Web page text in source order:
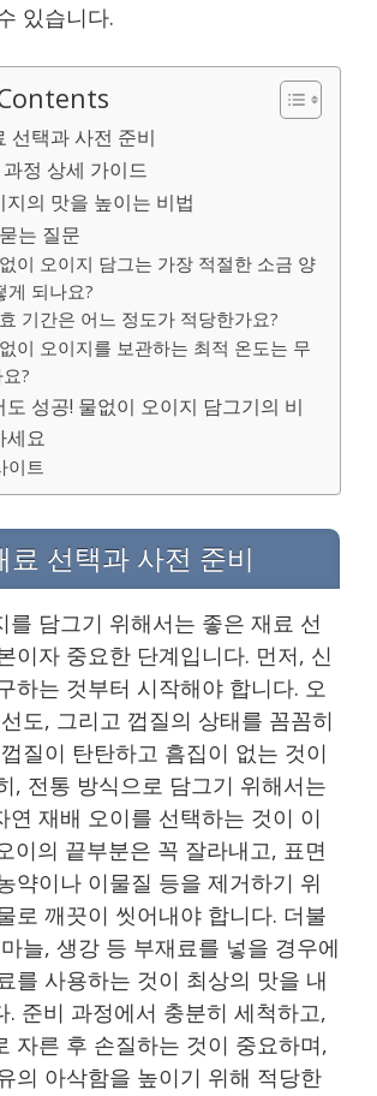
있습니다.
선택과 사전 준비
정 상세 가이드
지의 맛을 높이는 비법
는 질문
이 오이지 담그는 가장 적절한 소금 양
게 되나요?
기간은 어느 정도가 적당한가요?
이 오이지를 보관하는 최적 온도는 무
?
도 성공! 물없이 오이지 담그기의 비
세요
이트
료 선택과 사전 준비
를 담그기 위해서는 좋은 재료 선
이자 중요한 단계입니다. 먼저, 신
하는 것부터 시작해야 합니다. 오
도, 그리고 껍질의 상태를 꼼꼼히
질이 탄탄하고 흠집이 없는 것이
, 전통 방식으로 담그기 위해서는
연 재배 오이를 선택하는 것이 이
이의 끝부분은 꼭 잘라내고, 표면
약이나 이물질 등을 제거하기 위
로 깨끗이 씻어내야 합니다. 더불
늘, 생강 등 부재료를 넣을 경우에
를 사용하는 것이 최상의 맛을 내
. 준비 과정에서 충분히 세척하고,
자른 후 손질하는 것이 중요하며,
의 아삭함을 높이기 위해 적당한